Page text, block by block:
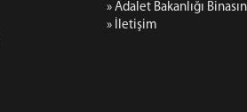
» Adalet Bakanlığı
» İletişim